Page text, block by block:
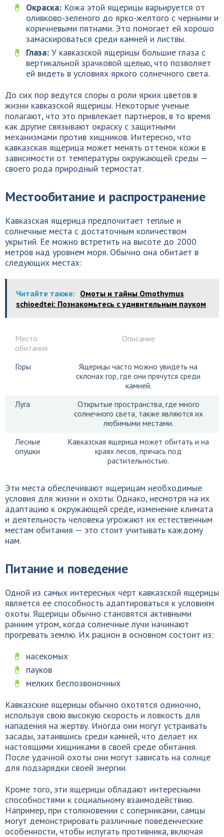
Окраска: Кожа этой ящерицы варьируется от
оливково-зеленого до ярко-желтого с черными и
коричневыми пятнами. Это помогает ей хорошо
замаскироваться среди камней и листвы.
Глаза: У кавказской ящерицы большие глаза с
вертикальной зрачковой щелью, что позволяет
ей видеть в условиях яркого солнечного света.
До сих пор ведутся споры о роли ярких цветов в
жизни кавказской ящерицы. Некоторые ученые
полагают, что это привлекает партнеров, в то время
как другие связывают окраску с защитными
механизмами против хищников. Интересно, что
кавказская ящерица может менять оттенок кожи в
зависимости от температуры окружающей среды —
своего рода природный термостат.
Местообитание и распространение
Кавказская ящерица предпочитает теплые и
солнечные места с достаточным количеством
укрытий. Ее можно встретить на высоте до 2000
метров над уровнем моря. Обычно она обитает в
следующих местах:
Читайте также: Омоты и тайны Omothymus
schioedtei: Познакомьтесь с удивительным пауком
Место
обитания
Описание
Горы
Ящерицы часто можно увидеть на
склонах гор, где они прячутся среди
камней.
Луга
Открытые пространства, где много
солнечного света, также являются их
любимыми местами.
Лесные
опушки
Кавказская ящерица может обитать и на
краях лесов, прячась под
растительностью.
Эти места обеспечивают ящерицам необходимые
условия для жизни и охоты. Однако, несмотря на их
адаптацию к окружающей среде, изменение климата
и деятельность человека угрожают их естественным
местам обитания — это стоит учитывать каждому
нам.
Питание и поведение
Одной из самых интересных черт кавказской ящерицы
является ее способность адаптироваться к условиям
охоты. Ящерицы обычно становятся активными
ранним утром, когда солнечные лучи начинают
прогревать землю. Их рацион в основном состоит из:
насекомых
пауков
мелких беспозвоночных
Кавказские ящерицы обычно охотятся одиночно,
используя свою высокую скорость и ловкость для
нападения на жертву. Иногда они могут устраивать
засады, затаившись среди камней, что делает их
настоящими хищниками в своей среде обитания.
После удачной охоты они могут зависать на солнце
для подзарядки своей энергии.
Кроме того, эти ящерицы обладают интересными
способностями к социальному взаимодействию.
Например, при столкновении с соперниками, самцы
могут демонстрировать различные поведенческие
особенности, чтобы испугать противника, включая